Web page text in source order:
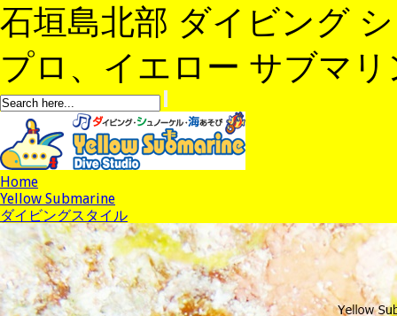
石垣島北部 ダイビング
プロ、イエロー サブマ
Home
Yellow Submarine
ダイビングスタイル
ジェットボートYellows
Diving Point
Shop紹介
Staff紹介
アクセス